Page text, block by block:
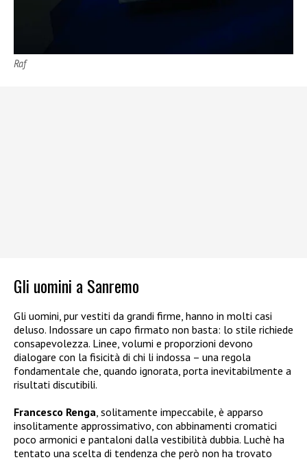
Raf
Gli uomini a Sanremo
Gli uomini, pur vestiti da grandi firme, hanno in molti casi
deluso. Indossare un capo firmato non basta: lo stile richiede
consapevolezza. Linee, volumi e proporzioni devono
dialogare con la fisicità di chi li indossa – una regola
fondamentale che, quando ignorata, porta inevitabilmente a
risultati discutibili.
Francesco Renga, solitamente impeccabile, è apparso
insolitamente approssimativo, con abbinamenti cromatici
poco armonici e pantaloni dalla vestibilità dubbia. Luchè ha
tentato una scelta di tendenza che però non ha trovato